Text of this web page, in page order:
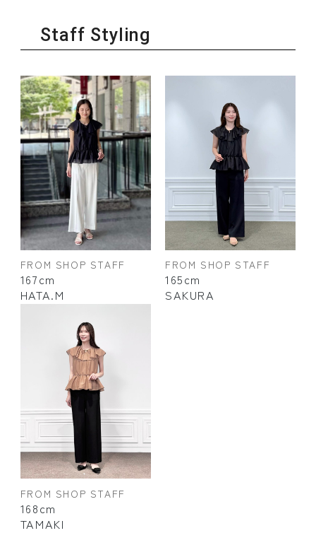
Staff Styling
FROM SHOP STAFF
167cm
HATA.M
FROM SHOP STAFF
165cm
SAKURA
FROM SHOP STAFF
168cm
TAMAKI